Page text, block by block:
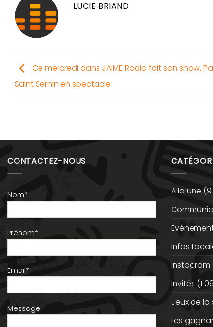
LUCIE BRIAND
Ce mercredi dans JAIME Radio fait son show,
Saint Sernin en spectacle
CONTACTEZ-NOUS
Nom*
Prénom*
Email*
Message
A la une (9
Infos
instagram
Invités (1
Jeux de la
Les